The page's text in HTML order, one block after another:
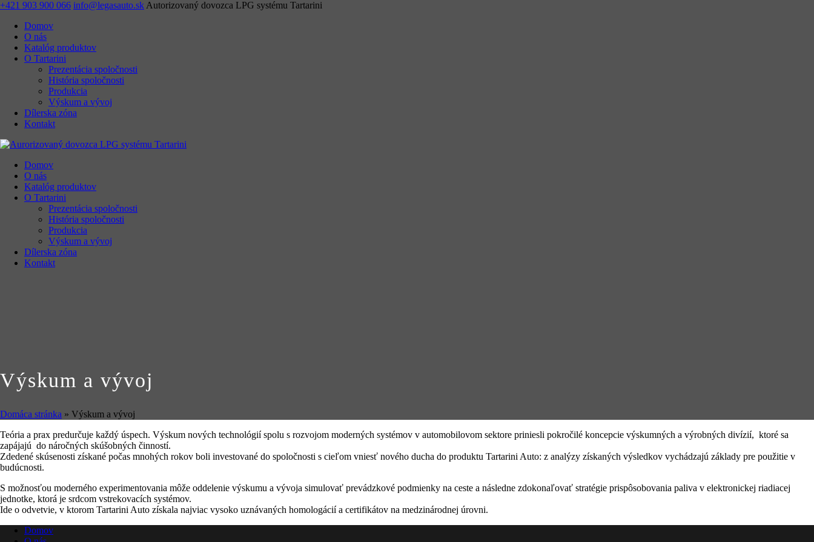
+421 903 900 066 info@legasauto.sk Autorizovaný dovozca LPG systému Tartarini
Domov
O nás
Katalóg produktov
O Tartarini
Prezentácia spoločnosti
História spoločnosti
Produkcia
Výskum a vývoj
Dílerska zóna
Kontakt
Domov
O nás
Katalóg produktov
O Tartarini
Prezentácia spoločnosti
História spoločnosti
Produkcia
Výskum a vývoj
Dílerska zóna
Kontakt
Výskum a vývoj
Domáca stránka » Výskum a vývoj
Teória a prax predurčuje každý úspech. Výskum nových technológií spolu s rozvojom moderných systémov v automobilovom sektore priniesli pokročilé koncepcie výskumných a výrobných divízií, ktoré sa
zapájajú do náročných skúšobných činností.
Zdedené skúsenosti získané počas mnohých rokov boli investované do spoločnosti s cieľom vniesť nového ducha do produktu Tartarini Auto: z analýzy získaných výsledkov vychádzajú základy pre použitie v
budúcnosti.
S možnosťou moderného experimentovania môže oddelenie výskumu a vývoja simulovať prevádzkové podmienky na ceste a následne zdokonaľovať stratégie prispôsobovania paliva v elektronickej riadiacej
jednotke, ktorá je srdcom vstrekovacích systémov.
Ide o odvetvie, v ktorom Tartarini Auto získala najviac vysoko uznávaných homologácií a certifikátov na medzinárodnej úrovni.
Domov